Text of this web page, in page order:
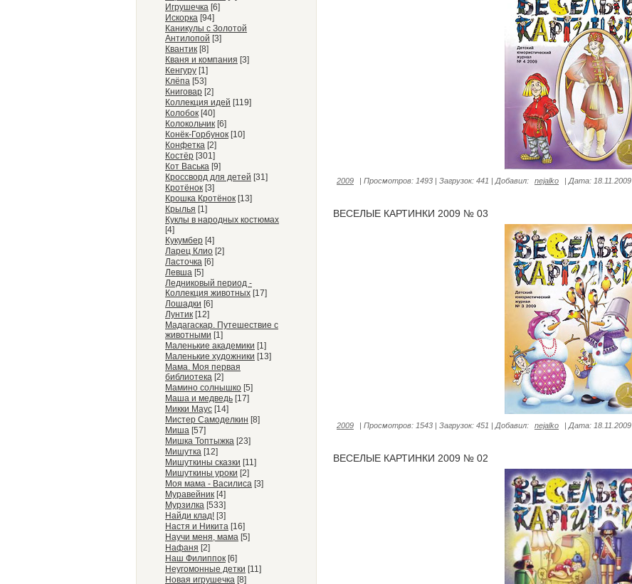
Игрушечка [6]
Искорка [94]
Каникулы с Золотой
Антилопой [3]
Квантик [8]
Кваня и компания [3]
Кенгуру [1]
Клёпа [53]
Книговар [2]
Коллекция идей [119]
Колобок [40]
Колокольчик [6]
Конёк-Горбунок [10]
Конфетка [2]
Костёр [301]
Кот Васька [9]
Кроссворд для детей [31]
Кротёнок [3]
Крошка Кротёнок [13]
Крылья [1]
Куклы в народных костюмах
[4]
Кукумбер [4]
Ларец Клио [2]
Ласточка [6]
Левша [5]
Ледниковый период -
Коллекция животных [17]
Лошадки [6]
Лунтик [12]
Мадагаскар. Путешествие с
животными [1]
Маленькие академики [1]
Маленькие художники [13]
Мама. Моя первая
библиотека [2]
Мамино солнышко [5]
Маша и медведь [17]
Микки Маус [14]
Мистер Самоделкин [8]
Миша [57]
Мишка Топтыжка [23]
Мишутка [12]
Мишуткины сказки [11]
Мишуткины уроки [2]
Моя мама - Василиса [3]
Муравейник [4]
Мурзилка [533]
Найди клад! [3]
Настя и Никита [16]
Научи меня, мама [5]
Нафаня [2]
Наш Филиппок [6]
Неугомонные детки [11]
Новая игрушечка [8]
2009 | Просмотров: 1493 | Загрузок: 441 | Добавил: nejalko | Дата: 18.11.2009
ВЕСЕЛЫЕ КАРТИНКИ 2009 № 03
2009 | Просмотров: 1543 | Загрузок: 451 | Добавил: nejalko | Дата: 18.11.2009
ВЕСЕЛЫЕ КАРТИНКИ 2009 № 02